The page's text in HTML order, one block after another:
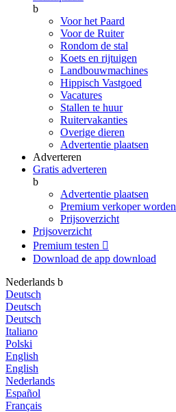
b
Voor het Paard
Voor de Ruiter
Rondom de stal
Koets en rijtuigen
Landbouwmachines
Hippisch Vastgoed
Vacatures
Stallen te huur
Ruitervakanties
Overige dieren
Advertentie plaatsen
Adverteren
Gratis adverteren
b
Advertentie plaatsen
Premium verkoper worden
Prijsoverzicht
Prijsoverzicht
Premium testen 
Download de app download
Nederlands b
Deutsch
Deutsch
Deutsch
Italiano
Polski
English
English
Nederlands
Español
Français